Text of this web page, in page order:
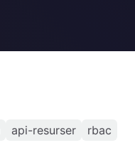
api-resurser rbac